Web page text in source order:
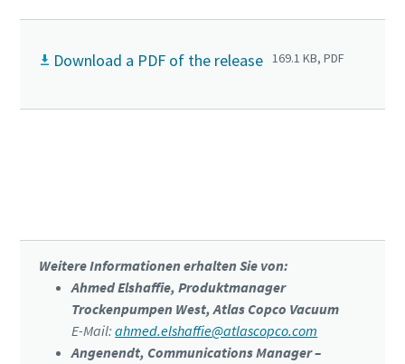
Download a PDF of the release 169.1 KB, PDF
Weitere Informationen erhalten Sie von:
Ahmed Elshaffie, Produktmanager
Trockenpumpen West, Atlas Copco Vacuum
E-Mail:ahmed.elshaffie@atlascopco.com
Angenendt, Communications Manager –